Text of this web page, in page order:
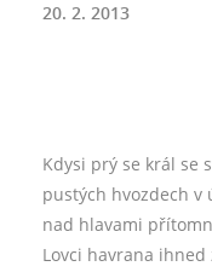
20. 2. 2013
Kdysi prý se král se
pustých hvozdech v
nad hlavami
Lovci havrana